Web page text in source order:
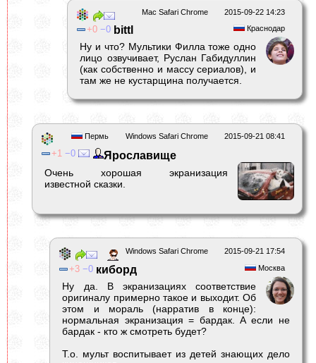
2015-09-22 14:23
Mac Safari Chrome
Краснодар
0 0 bittl
Ну и что? Мультики Филла тоже одно
лицо озвучивает, Руслан Габидуллин
(как собственно и массу сериалов), и
там же не кустарщина получается.
2015-09-21 08:41
Windows Safari Chrome
Пермь
1 0 Ярославище
Очень хорошая экранизация
известной сказки.
2015-09-21 17:54
Windows Safari Chrome
Москва
3 0 киборд
Ну да. В экранизациях соответствие
оригиналу примерно такое и выходит. Об
этом и мораль (нарратив в конце):
нормальная экранизация = бардак. А если не
бардак - кто ж смотреть будет?
Т.о. мульт воспитывает из детей знающих дело